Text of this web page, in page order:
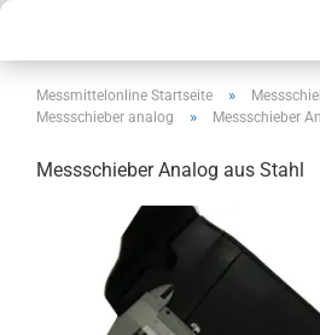
Messmittelonline Startseite »
Messschieber analog » Messschieber
Messschieber Analog aus Stahl